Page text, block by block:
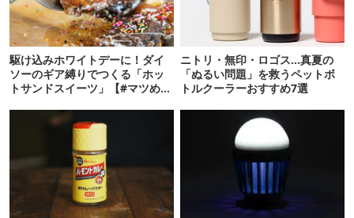
駆け込みホワイトデーに！ダイ
ソーのギア縛りでつくる「ホッ
トサンドスイーツ」【#マツめし
ニトリ・無印・ロゴス…真夏の
「ぬるい問題」を救うペットボ
トルクーラーおすすめ7選